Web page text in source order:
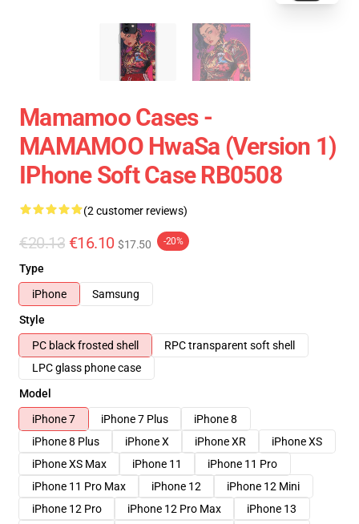
Mamamoo Cases -
MAMAMOO HwaSa (Version 1)
IPhone Soft Case RB0508
(2 customer reviews)
€20.13 €16.10 $17.50 -20%
Type
iPhone
Samsung
Style
PC black frosted shell
RPC transparent soft shell
LPC glass phone case
Model
iPhone 7
iPhone 7 Plus
iPhone 8
iPhone 8 Plus
iPhone X iPhone XR
iPhone XS
iPhone XS Max
iPhone 11
iPhone 11 Pro
iPhone 11 Pro Max
iPhone 12
iPhone 12 Mini
iPhone 12 Pro
iPhone 12 Pro Max
iPhone 13